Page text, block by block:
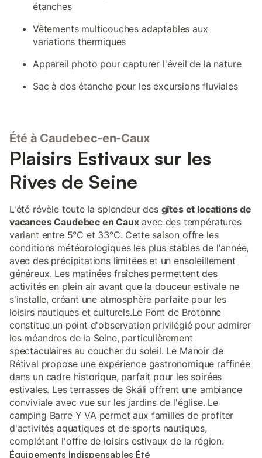
étanches
Vêtements multicouches adaptables aux
variations thermiques
Appareil photo pour capturer l'éveil de la nature
Sac à dos étanche pour les excursions fluviales
Été à Caudebec-en-Caux
Plaisirs Estivaux sur les
Rives de Seine
L'été révèle toute la splendeur des gîtes et locations de
vacances Caudebec en Cauxavec des températures
variant entre 5°C et 33°C. Cette saison offre les
conditions météorologiques les plus stables de l'année,
avec des précipitations limitées et un ensoleillement
généreux. Les matinées fraîches permettent des
activités en plein air avant que la douceur estivale ne
s'installe, créant une atmosphère parfaite pour les
loisirs nautiques et culturels.Le Pont de Brotonne
constitue un point d'observation privilégié pour admirer
les méandres de la Seine, particulièrement
spectaculaires au coucher du soleil. Le Manoir de
Rétival propose une expérience gastronomique raffinée
dans un cadre historique, parfait pour les soirées
estivales. Les terrasses de Skáli offrent une ambiance
conviviale avec vue sur les jardins de l'église. Le
camping Barre Y VA permet aux familles de profiter
d'activités aquatiques et de sports nautiques,
complétant l'offre de loisirs estivaux de la région.
Équipements Indispensables Été